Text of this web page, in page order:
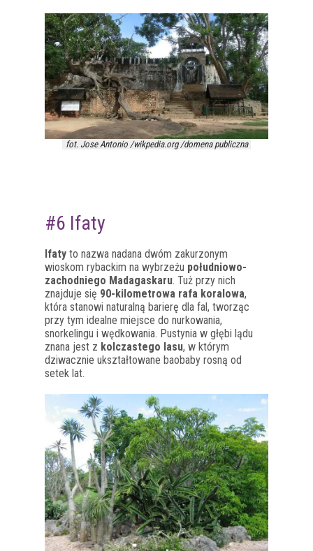
fot. Jose Antonio /wikpedia.org /domena publiczna
#6 Ifaty
Ifaty to nazwa nadana dwóm zakurzonym
wioskom rybackim na wybrzeżu południowo-
zachodniego Madagaskaru. Tuż przy nich
znajduje się 90-kilometrowa rafa koralowa,
która stanowi naturalną barierę dla fal, tworząc
przy tym idealne miejsce do nurkowania,
snorkelingu i wędkowania. Pustynia w głębi lądu
znana jest z kolczastego lasu, w którym
dziwacznie ukształtowane baobaby rosną od
setek lat.